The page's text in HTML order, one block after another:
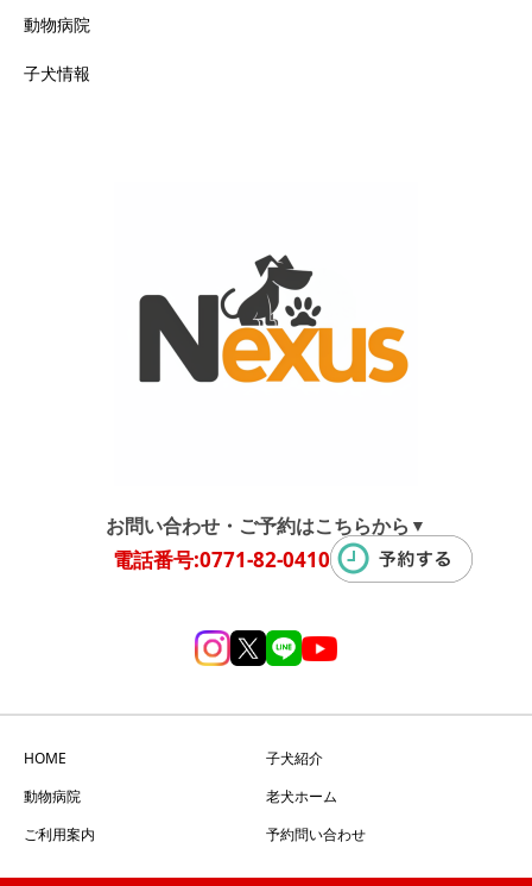
動物病院
子犬情報
お問い合わせ・ご予約はこちらから ▼
電話番号:0771-82-0410
HOME
子犬紹介
動物病院
老犬ホーム
ご利用案内
予約問い合わせ